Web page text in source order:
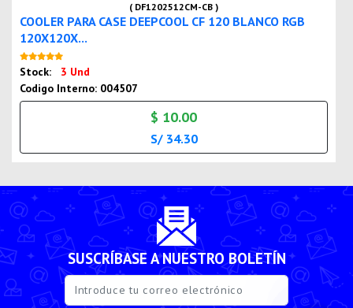
( DF1202512CM-CB )
COOLER PARA CASE DEEPCOOL CF 120 BLANCO RGB
120X120X...
Stock:
3 Und
Codigo Interno: 004507
$ 10.00
S/ 34.30
SUSCRÍBASE A NUESTRO BOLETÍN